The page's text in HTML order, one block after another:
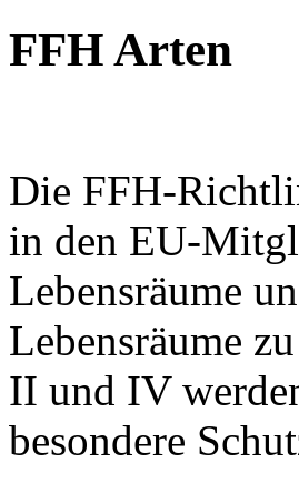
FFH Arten
Die FFH-
in den EU-
Lebensräume
Lebensräume
II und IV
besondere